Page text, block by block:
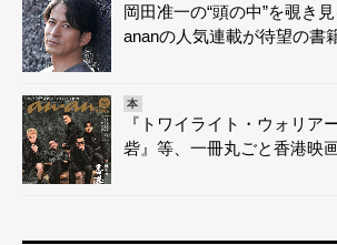
岡田准一の“頭の中”を覗き
ananの人気連載が待望の書
本
『トワイライト・ウォリア
砦』等、一冊丸ごと香港映